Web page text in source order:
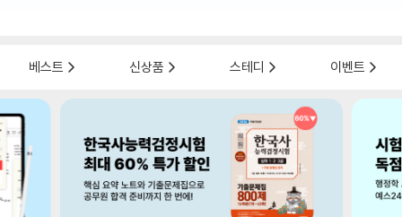
베스트 신상품 스테디 이벤트